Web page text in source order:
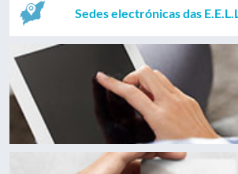
Sedes electrónicas das